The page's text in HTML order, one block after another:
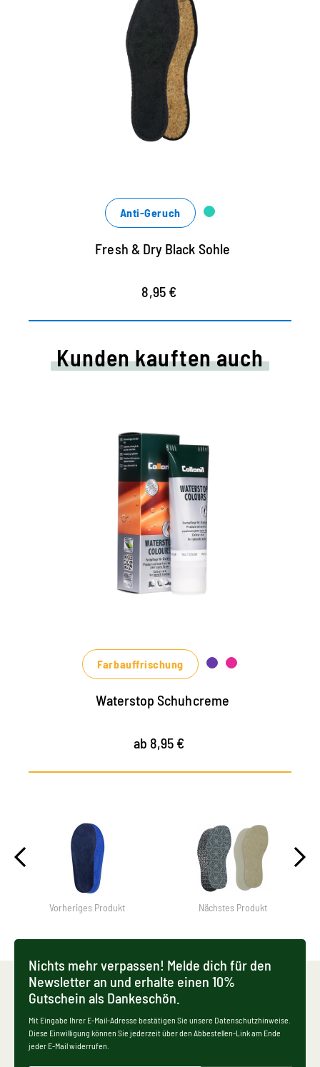
Hygienische Einlegesohle,
schwarz
schwarze Hygienesohle aus Baumwoll-
Frottee und luftiger Kokosfaser
waschbar bis 30 Grad
Anti-Geruch
Fresh & Dry Black Sohle
8,95 €
Kunden kauften auch
Farbige Pflege- und
Imprägniercreme
pflegt alle Glattleder und HighTech-
Materialien mit Imprägnier-Effekt
nährt das Leder, hält es strapazierfähig
Farbauffrischung
Waterstop Schuhcreme
ab 8,95 €
Vorheriges Produkt Nächstes Produkt
Nichts mehr verpassen! Melde dich für den
Newsletter an und erhalte einen 10%
Gutschein als Dankeschön.
Mit Eingabe Ihrer E-Mail-Adresse bestätigen Sie unsere Datenschutzhinweise.
Diese Einwilligung können Sie jederzeit über den Abbestellen-Link am Ende
jeder E-Mail widerrufen.